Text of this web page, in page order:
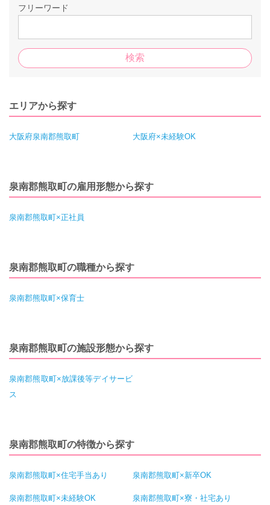
フリーワード
エリアから探す
大阪府泉南郡熊取町 大阪府×未経験OK
泉南郡熊取町の雇用形態から探す
泉南郡熊取町×正社員
泉南郡熊取町の職種から探す
泉南郡熊取町×保育士
泉南郡熊取町の施設形態から探す
泉南郡熊取町×放課後等デイサービ
ス
泉南郡熊取町の特徴から探す
泉南郡熊取町×住宅手当あり 泉南郡熊取町×新卒OK
泉南郡熊取町×未経験OK 泉南郡熊取町×寮・社宅あり